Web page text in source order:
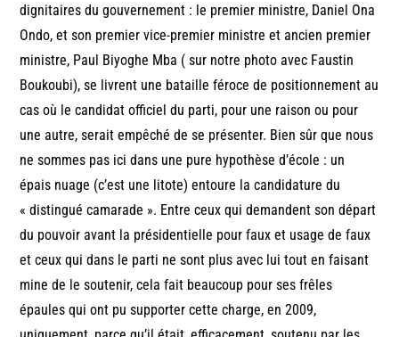
dignitaires du gouvernement : le premier ministre, Daniel Ona
Ondo, et son premier vice-premier ministre et ancien premier
ministre, Paul Biyoghe Mba ( sur notre photo avec Faustin
Boukoubi), se livrent une bataille féroce de positionnement au
cas où le candidat officiel du parti, pour une raison ou pour
une autre, serait empêché de se présenter. Bien sûr que nous
ne sommes pas ici dans une pure hypothèse d’école : un
épais nuage (c’est une litote) entoure la candidature du
« distingué camarade ». Entre ceux qui demandent son départ
du pouvoir avant la présidentielle pour faux et usage de faux
et ceux qui dans le parti ne sont plus avec lui tout en faisant
mine de le soutenir, cela fait beaucoup pour ses frêles
épaules qui ont pu supporter cette charge, en 2009,